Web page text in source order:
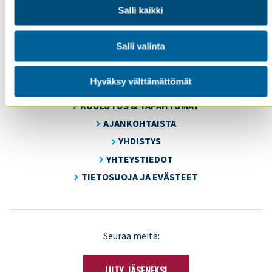
Salli kaikki
Salli valinta
Hyväksy välttämättömät
Sisäiset tarkastajat ry / Oy Inreviso Ab
FI 00180 Helsinki
Tel. +358 (0)50 505 6669
SISÄINEN TARKASTUS
KOULUTUS & TAPAHTUMAT
AJANKOHTAISTA
YHDISTYS
YHTEYSTIEDOT
TIETOSUOJA JA EVÄSTEET
Seuraa meitä: